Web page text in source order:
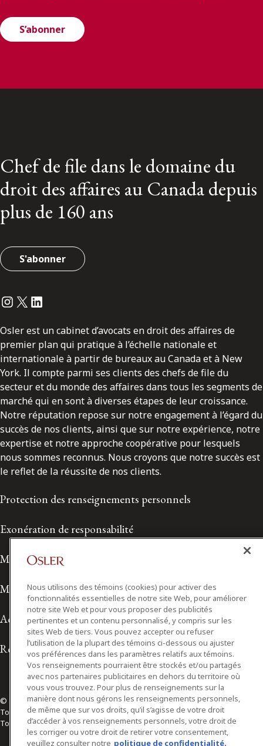
S’abonner
Chef de file dans le domaine du
droit des affaires au Canada depuis
plus de 160 ans
S'abonner
Instagram
Twitter
LinkedIn
Osler est un cabinet d’avocats en droit des affaires de
premier plan qui pratique à l’échelle nationale et
internationale à partir de bureaux au Canada et à New
York. Il compte parmi ses clients des chefs de file du
secteur et du monde des affaires dans tous les segments de
marché qui en sont à diverses étapes de leur croissance.
Notre réputation repose sur notre engagement à l’égard du
succès de nos clients, ainsi que sur notre expérience, notre
expertise et notre approche coopérative pour lesquels
nous sommes reconnus. Nous croyons que notre succès est
le reflet de la réussite de nos clients.
Protection des renseignements personnels
Exonération de responsabilité
Modalités de prestation de services
Modalités d'utilisation
Accessibilité
Relations avec les médias
© 2026 Osler, Hoskin & Harcourt S.E.N.C.R.L./s.r.l.
Tous droits réservés
Toronto | Montréal | Calgary | Vancouver | Ottawa | New York
Nous utilisons des témoins (cookies) pour activer des
fonctionnalités essentielles de notre site Web, pour améliorer
notre site Web et pour vous proposer des publicités
pertinentes et un contenu personnalisé, y compris sur les
sites Web de tiers. Vous pouvez accepter ou refuser
l’utilisation de la plupart des témoins ci-dessous ou ajuster
vos préférences dans les paramètres relatifs aux témoins.
Vos renseignements pourraient être stockés et/ou partagés
avec nos partenaires publicitaires en dehors du territoire où
vous vous trouvez. Pour plus de renseignements sur la
manière dont nous gérons les renseignements personnels,
de même que sur vos droits, qu’il s’agisse de votre droit
d’accéder à vos renseignements personnels, votre droit de
les corriger ou votre droit de retirer votre consentement,
veuillez consulter notre politique de confidentialité.